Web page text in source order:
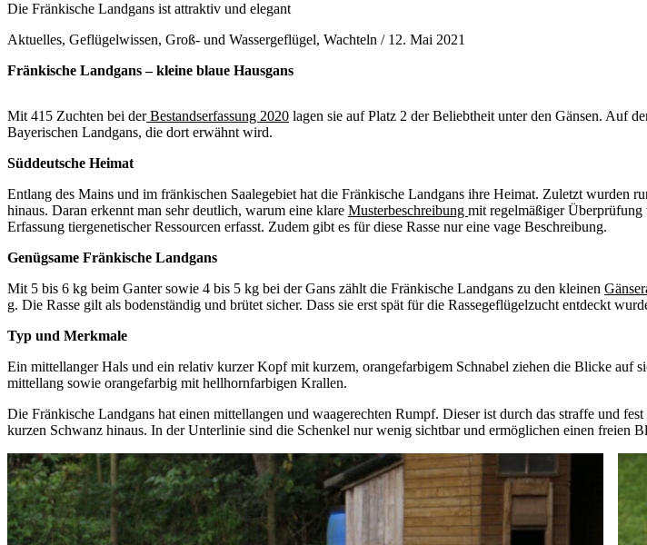
Die Fränkische Landgans ist attraktiv und elegant
Aktuelles, Geflügelwissen, Groß- und Wassergeflügel, Wachteln / 12. Mai 2021
Fränkische Landgans – kleine blaue Hausgans
Mit 415 Zuchten bei derBestandserfassung 2020 lagen sie auf Platz 2 der Beliebtheit unter den Gänsen. Auf
Bayerischen Landgans, die dort erwähnt wird.
Süddeutsche Heimat
Entlang des Mains und im fränkischen Saalegebiet hat die Fränkische Landgans ihre Heimat. Zuletzt wurden
hinaus. Daran erkennt man sehr deutlich, warum eine klare Musterbeschreibung mit regelmäßiger
Erfassung tiergenetischer Ressourcen erfasst. Zudem gibt es für diese Rasse nur eine vage Beschreibung.
Genügsame Fränkische Landgans
Mit 5 bis 6 kg beim Ganter sowie 4 bis 5 kg bei der Gans zählt die Fränkische Landgans zu den kleinen
g. Die Rasse gilt als bodenständig und brütet sicher. Dass sie erst spät für die Rassegeflügelzucht entdeckt
Typ und Merkmale
Ein mittellanger Hals und ein relativ kurzer Kopf mit kurzem, orangefarbigem Schnabel ziehen die Blicke
mittellang sowie orangefarbig mit hellhornfarbigen Krallen.
Die Fränkische Landgans hat einen mittellangen und waagerechten Rumpf. Dieser ist durch das straffe und
kurzen Schwanz hinaus. In der Unterlinie sind die Schenkel nur wenig sichtbar und ermöglichen einen freien